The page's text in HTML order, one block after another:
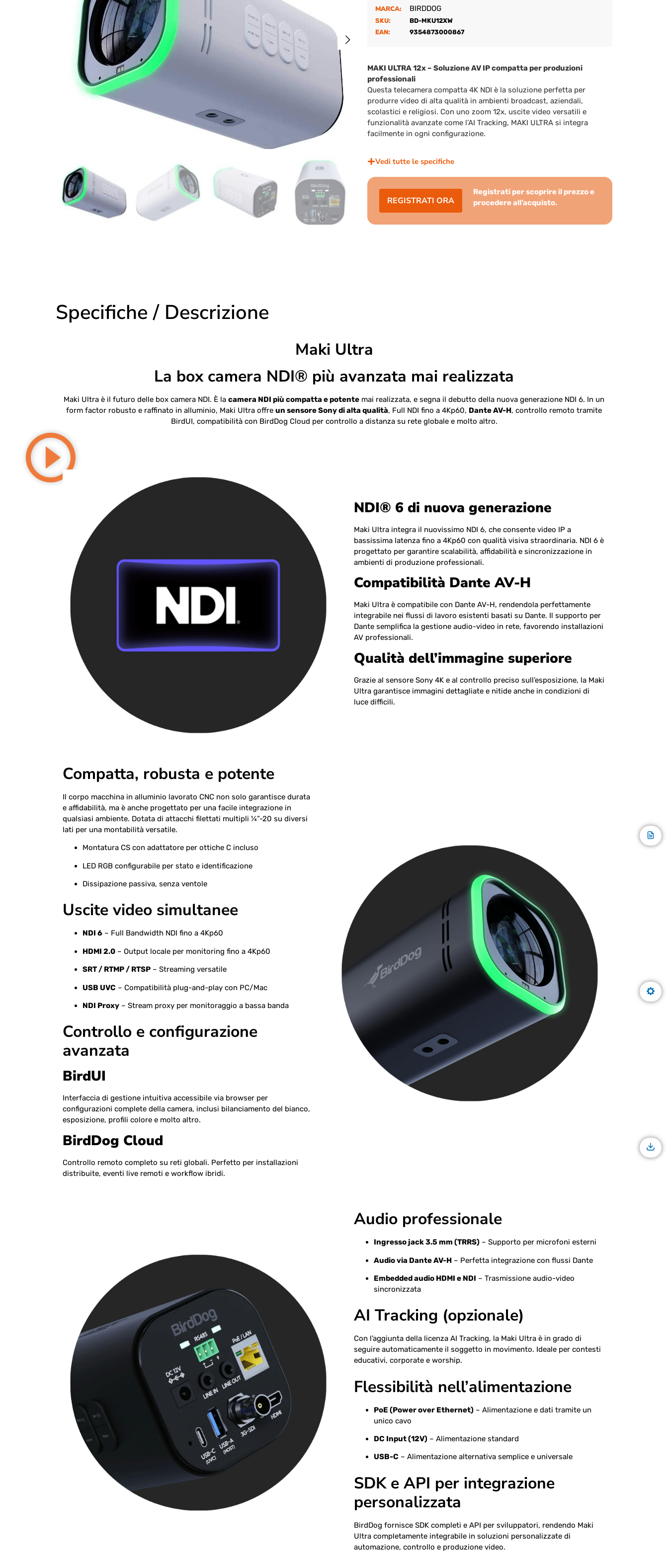
MARCA: BIRDDOG
SKU:
BD-MKU12XW
EAN:
9354873000867
MAKI ULTRA 12x – Soluzione AV IP compatta per produzioni
professionali
Questa telecamera compatta 4K NDI è la soluzione perfetta per
produrre video di alta qualità in ambienti broadcast, aziendali,
scolastici e religiosi. Con uno zoom 12x, uscite video versatili e
funzionalità avanzate come l’AI Tracking, MAKI ULTRA si integra
facilmente in ogni configurazione.
Vedi tutte le specifiche
REGISTRATI ORA
Registrati per scoprire il prezzo e
procedere all’acquisto.
Specifiche / Descrizione
Maki Ultra
La box camera NDI® più avanzata mai realizzata
Maki Ultra è il futuro delle box camera NDI. È la camera NDI più compatta e potente mai realizzata, e segna il debutto della nuova generazione NDI 6. In un
form factor robusto e raffinato in alluminio, Maki Ultra offre un sensore Sony di alta qualità, Full NDI fino a 4Kp60, Dante AV-H, controllo remoto tramite
BirdUI, compatibilità con BirdDog Cloud per controllo a distanza su rete globale e molto altro.
NDI® 6 di nuova generazione
Maki Ultra integra il nuovissimo NDI 6, che consente video IP a
bassissima latenza fino a 4Kp60 con qualità visiva straordinaria. NDI 6 è
progettato per garantire scalabilità, affidabilità e sincronizzazione in
ambienti di produzione professionali.
Compatibilità Dante AV-H
Maki Ultra è compatibile con Dante AV-H, rendendola perfettamente
integrabile nei flussi di lavoro esistenti basati su Dante. Il supporto per
Dante semplifica la gestione audio-video in rete, favorendo installazioni
AV professionali.
Qualità dell’immagine superiore
Grazie al sensore Sony 4K e al controllo preciso sull’esposizione, la Maki
Ultra garantisce immagini dettagliate e nitide anche in condizioni di
luce difficili.
Compatta, robusta e potente
Il corpo macchina in alluminio lavorato CNC non solo garantisce durata
e affidabilità, ma è anche progettato per una facile integrazione in
qualsiasi ambiente. Dotata di attacchi filettati multipli ¼”-20 su diversi
lati per una montabilità versatile.
Montatura CS con adattatore per ottiche C incluso
LED RGB configurabile per stato e identificazione
Dissipazione passiva, senza ventole
Uscite video simultanee
NDI 6 – Full Bandwidth NDI fino a 4Kp60
HDMI 2.0 – Output locale per monitoring fino a 4Kp60
SRT / RTMP / RTSP – Streaming versatile
USB UVC – Compatibilità plug-and-play con PC/Mac
NDI Proxy – Stream proxy per monitoraggio a bassa banda
Controllo e configurazione
avanzata
BirdUI
Interfaccia di gestione intuitiva accessibile via browser per
configurazioni complete della camera, inclusi bilanciamento del bianco,
esposizione, profili colore e molto altro.
BirdDog Cloud
Controllo remoto completo su reti globali. Perfetto per installazioni
distribuite, eventi live remoti e workflow ibridi.
Audio professionale
Ingresso jack 3.5 mm (TRRS) – Supporto per microfoni esterni
Audio via Dante AV-H – Perfetta integrazione con flussi Dante
Embedded audio HDMI e NDI – Trasmissione audio-video
sincronizzata
AI Tracking (opzionale)
Con l’aggiunta della licenza AI Tracking, la Maki Ultra è in grado di
seguire automaticamente il soggetto in movimento. Ideale per contesti
educativi, corporate e worship.
Flessibilità nell’alimentazione
PoE (Power over Ethernet) – Alimentazione e dati tramite un
unico cavo
DC Input (12V) – Alimentazione standard
USB-C – Alimentazione alternativa semplice e universale
SDK e API per integrazione
personalizzata
BirdDog fornisce SDK completi e API per sviluppatori, rendendo Maki
Ultra completamente integrabile in soluzioni personalizzate di
automazione, controllo e produzione video.